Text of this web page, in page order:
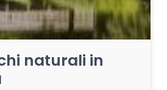
naturali in